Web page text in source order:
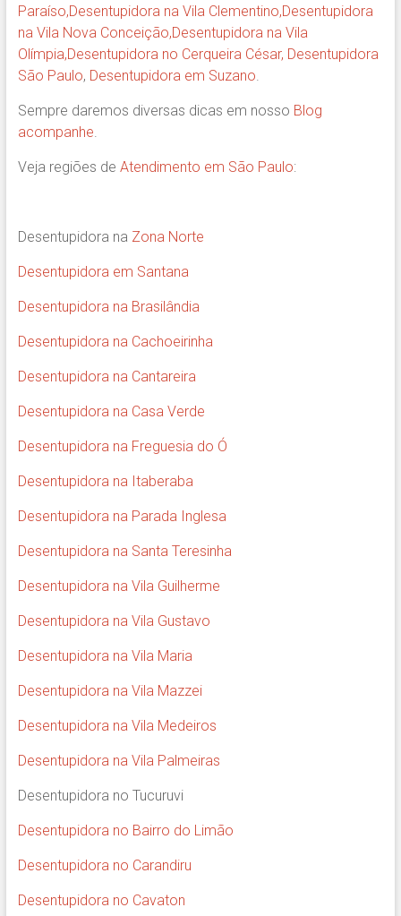
Paraíso,Desentupidora na Vila Clementino,Desentupidora
na Vila Nova Conceição,Desentupidora na Vila
Olímpia,Desentupidora no Cerqueira César, Desentupidora
São Paulo, Desentupidora em Suzano.
Sempre daremos diversas dicas em nosso Blog
acompanhe.
Veja regiões de Atendimento em São Paulo:
Desentupidora na Zona Norte
Desentupidora em Santana
Desentupidora na Brasilândia
Desentupidora na Cachoeirinha
Desentupidora na Cantareira
Desentupidora na Casa Verde
Desentupidora na Freguesia do Ó
Desentupidora na Itaberaba
Desentupidora na Parada Inglesa
Desentupidora na Santa Teresinha
Desentupidora na Vila Guilherme
Desentupidora na Vila Gustavo
Desentupidora na Vila Maria
Desentupidora na Vila Mazzei
Desentupidora na Vila Medeiros
Desentupidora na Vila Palmeiras
Desentupidora no Tucuruvi
Desentupidora no Bairro do Limão
Desentupidora no Carandiru
Desentupidora no Cavaton